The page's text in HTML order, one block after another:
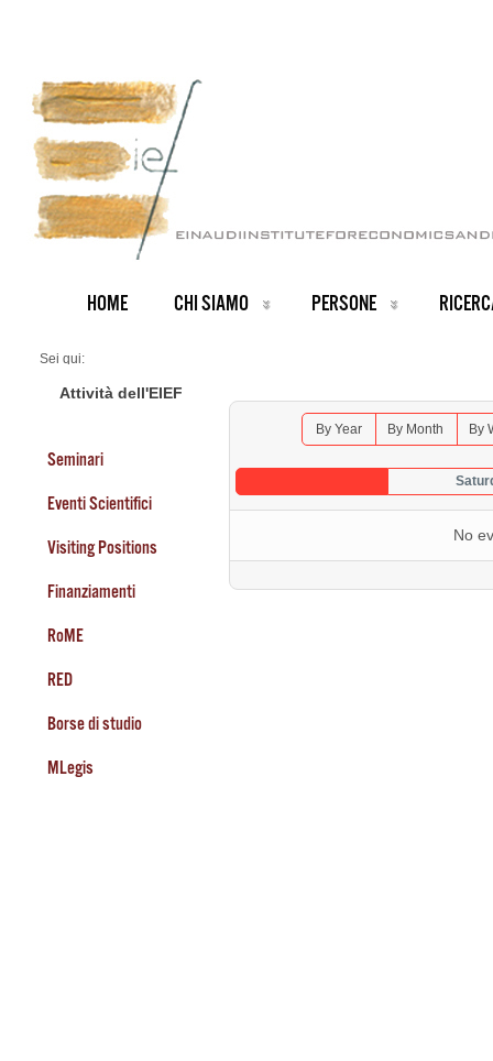
HOME CHI SIAMO PERSONE
Sei qui:
Seminars 2025
Attività dell'EIEF
Seminari
Eventi Scientifici
Visiting Positions
Finanziamenti
RoME
RED
Borse di studio
MLegis
By Year By Month By
No